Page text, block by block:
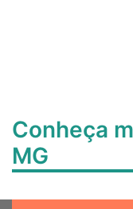
Conheça
MG